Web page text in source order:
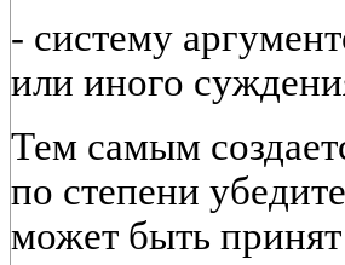
- систему
или иного
Тем самым
по степени
может быть